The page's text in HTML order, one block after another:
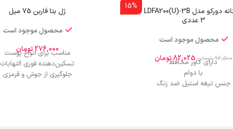
15%
تیغ ابرو زنانه دورکو مدل LDFA200(U)-3B بسته
3 عددی
محصول موجود است
96,500 تومان 82,025توماندارای کاور محافظ
با دوام
جنس تیغه استیل ضد زنگ
ژل بتا فاربن 75 میل
محصول موجود است
276,000 تومان
مناسب برای انواع پوست
تسکین‌دهنده فوری التهابات
جلوگیری از جوش و قرمزی